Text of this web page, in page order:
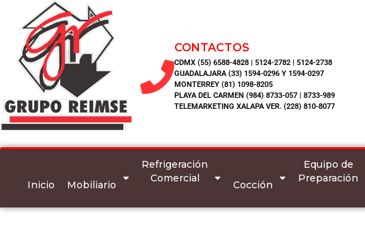
CONTACTOS
CDMX (55) 6588-4828 | 5124-2782 | 5124-2738
GUADALAJARA (33) 1594-0296 Y 1594-0297
MONTERREY (81) 1098-8205
PLAYA DEL CARMEN (984) 8733-057 | 8733-989
TELEMARKETING XALAPA VER. (228) 810-8077
Inicio Mobiliario
Refrigeración
Comercial
Cocción
Equipo de
Preparación